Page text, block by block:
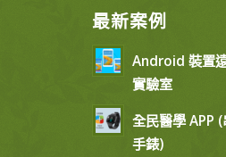
最新案例
Android 裝置
實驗室
全民醫學 APP
手錶)